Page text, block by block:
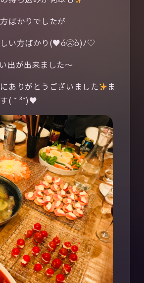
ばかりでしたが
しい方ばかり(♥ó㉨ò)ﾉ♡
出が出来ました〜
ありがとうございました
ま
( ˘ ³˘)♥